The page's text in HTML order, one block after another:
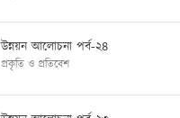
উন্নয়ন আলোচনা পর্ব-২৪
প্রকৃতি ও প্রতিবেশ